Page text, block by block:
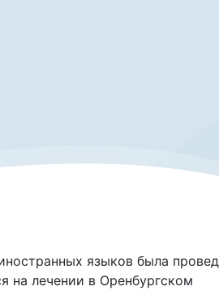
языков была
на лечении в Оренбургском